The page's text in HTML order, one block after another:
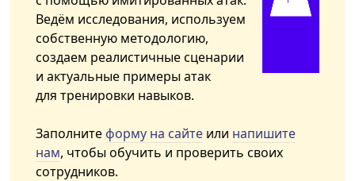
Ведём исследования, используем
собственную методологию,
создаем реалистичные сценарии
и актуальные примеры атак
для тренировки навыков.
Заполнитеформу на сайте или напишите
нам, чтобы обучить и проверить своих
сотрудников.